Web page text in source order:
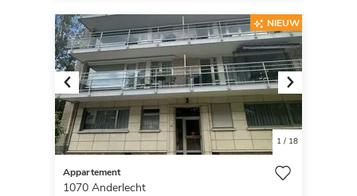
Previous Next
1/ 18
NIEUW
Appartement
1070 Anderlecht